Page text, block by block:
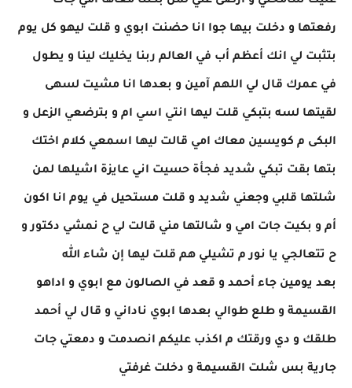
رفعتها و دخلت بيها جوا انا حضنت ابوي و قلت ليهو كل يوم
بتثبت لي انك أعظم أب في العالم ربنا يخليك لينا و يطول
في عمرك قال لي اللهم آمين و بعدها انا مشيت لسهى
لقيتها لسه بتبكي قلت ليها انتي اسي ام و بترضعي الزعل و
البكى م كويسين معاك امي قالت ليها اسمعي كلام اختك
بتها بقت تبكي شديد فجأة حسيت اني عايزة اشيلها لمن
شلتها قلبي وجعني شديد و قلت مستحيل في يوم انا اكون
أم و بكيت جات امي و شالتها مني قالت لي ح نمشي دكتور و
ح تتعالجي يا نور م تشيلي هم قلت ليها إن شاء الله
بعد يومين جاء أحمد و قعد في الصالون مع ابوي و اداهو
القسيمة و طلع طوالي بعدها ابوي ناداني و قال لي أحمد
طلقك و دي ورقتك م اكذب عليكم انصدمت و دمعتي جات
جارية بس شلت القسيمة و دخلت غرفتي